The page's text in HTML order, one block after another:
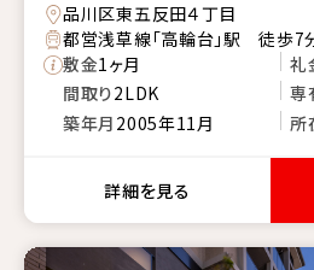
品川区東五反田４丁目
都営浅草線「高輪台」駅 徒歩7
敷金1ヶ月 礼
間取り2LDK 専
築年月 2005年11月 所
詳細を見る